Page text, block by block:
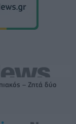
– Ζητά δύο